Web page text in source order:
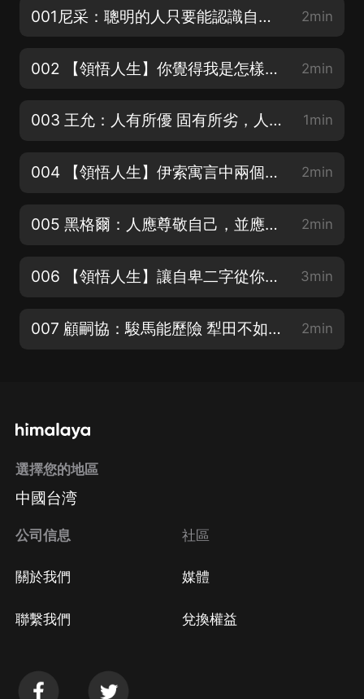
001尼采：聰明的人只要能認識自己，便什麼也不會失去 2min
002 【領悟人生】你覺得我是怎樣一個人？ 2min
003 王允：人有所優 固有所劣，人有所工 固有所拙 1min
004 【領悟人生】伊索寓言中兩個袋子的故事 2min
005 黑格爾：人應尊敬自己，並應自視能配得上最高尚的東西 2min
006 【領悟人生】讓自卑二字從你的人生字典中消失 3min
007 顧嗣協：駿馬能歷險 犁田不如牛；堅車能載重 渡河不如週舟 2min
選擇您的地區
中國台湾
公司信息
關於我們
聯繫我們
社區
媒體
兌換權益